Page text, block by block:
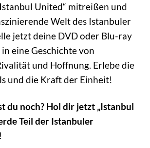
United“ mitreißen und
Welt des Istanbuler
jetzt deine DVD oder Blu-ray
eine Geschichte von
und Hoffnung. Erlebe die
und die Kraft der Einheit!
du noch? Hol dir jetzt „Istanbul
Teil der Istanbuler